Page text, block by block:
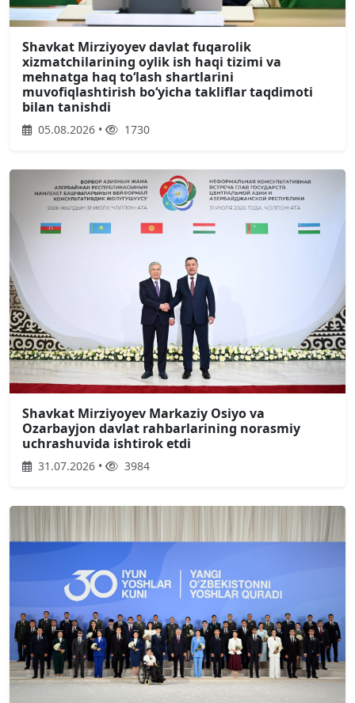
Shavkat Mirziyoyev davlat fuqarolik
xizmatchilarining oylik ish haqi tizimi va
mehnatga haq toʻlash shartlarini
muvofiqlashtirish boʻyicha takliflar taqdimoti
bilan tanishdi
05.08.2026 • 1730
Shavkat Mirziyoyev Markaziy Osiyo va
Ozarbayjon davlat rahbarlarining norasmiy
uchrashuvida ishtirok etdi
31.07.2026 • 3984